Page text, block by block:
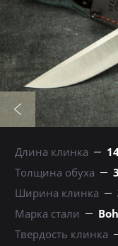
Длина клинка
Толщина обуха
Ширина клинка
Марка стали
Твердость клинка